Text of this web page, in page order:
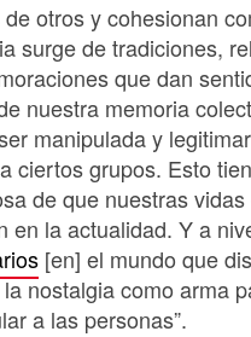
otros y cohesionan
surge de tradiciones,
que dan
nuestra memoria
manipulada y
ciertos grupos. Esto
de que nuestras
en la actualidad. Y a
[en] el mundo que
nostalgia como arma
a las personas”.